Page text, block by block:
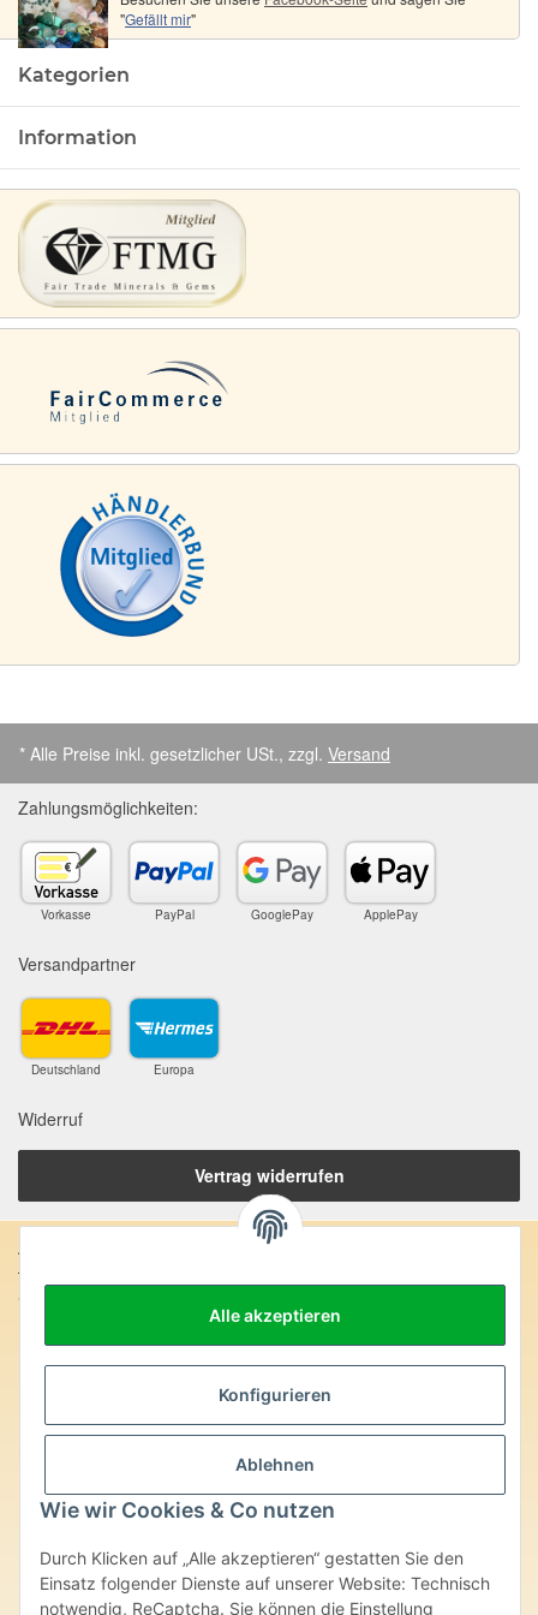
Alle akzeptieren
Konfigurieren
Ablehnen
Wie wir Cookies & Co nutzen
Durch Klicken auf „Alle akzeptieren“ gestatten Sie den
Einsatz folgender Dienste auf unserer Website: Technisch
notwendig, ReCaptcha. Sie können die Einstellung
"Gefällt mir"
Kategorien
Information
* Alle Preise inkl. gesetzlicher USt., zzgl. Versand
Zahlungsmöglichkeiten:
Vorkasse PayPal GooglePay ApplePay
Versandpartner
Deutschland Europa
Widerruf
Vertrag widerrufen
Anschrift:
SteinZeitOase
Uhlandstr. 7
D-75391 Gechingen
besondere Kräfte und Eigenschaften zugeordnet. Wir weisen
ausdrücklich darauf hin, dass alle gemachten Aussagen bzgl.
heilender Wirkungen (körperlich-seelisch-mental-geistig) einzelner
überlassenen Unterlagen bisher weder medizinisch anerkannt oder
wissenschaftlich nachweisbar sind. Die gemachten Angaben
beruhen ausschließlich auf Überlieferungen und langjähriger